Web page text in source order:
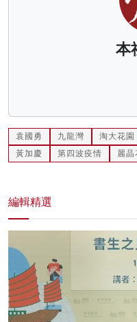
本
袁國勇 九龍灣 淘大花園
黃加慶
第四波疫情 麗晶
編輯精選